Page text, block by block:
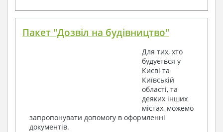
Пакет "Дозвіл на будівництво"
Для тих, хто
будується у
Києві та
Київській
області, та
деяких інших
містах, можемо
запропонувати допомогу в оформленні
документів.